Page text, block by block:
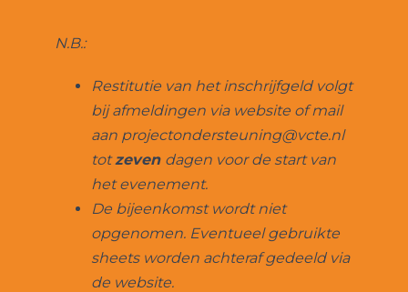
N.B.:
Restitutie van het inschrijfgeld volgt
bij afmeldingen via website of mail
aan projectondersteuning@vcte.nl
totzeven dagen voor de start van
het evenement.
De bijeenkomst wordt niet
opgenomen. Eventueel gebruikte
sheets worden achteraf gedeeld via
de website.